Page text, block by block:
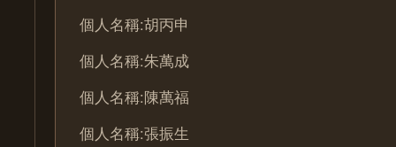
個人名稱:胡丙申
個人名稱:朱萬成
個人名稱:陳萬福
個人名稱:張振生